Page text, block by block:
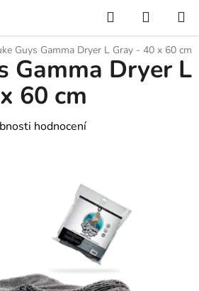
Hledat
KOŠÍK
Guys Gamma Dryer L Gray - 40 x 60 cm
Gamma Dryer L
60 cm
hodnocení